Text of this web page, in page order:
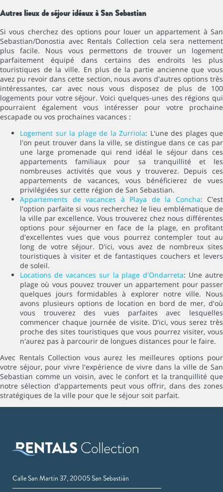
Autres lieux de séjour idéaux à San Sebastian
Si vous cherchez des options pour louer un appartement à San
Sebastian/Donostia avec Rentals Collection cela sera nettement
plus facile. Nous vous permettons de trouver un logement
parfaitement équipé dans certains des endroits les plus
touristiques de la ville. En plus de la partie ancienne que vous
avez pu revoir dans cette section, nous avons d'autres options très
intéressantes, car avec nous vous disposez de plus de 100
logements pour votre séjour. Voici quelques-unes des régions qui
pourraient également vous intéresser pour votre prochaine
escapade ou vos prochaines vacances :
Logement sur la plage de la Zurriola: L'une des plages que
l'on peut trouver dans la ville, se distingue dans ce cas par
une large promenade qui rend idéal le séjour dans ces
appartements familiaux pour sa tranquillité et les
nombreuses activités que vous y trouverez. Depuis ces
appartements de vacances, vous bénéficierez de vues
privilégiées sur cette région de San Sebastian.
Appartements de vacances à Playa de la Concha: C'est
l'option parfaite si vous recherchez le lieu emblématique de
la ville par excellence. Vous trouverez chez nous différentes
options pour séjourner en face de la plage, en profitant
d'excellentes vues que vous pourrez contempler tout au
long de votre séjour. D'ici, vous avez de nombreux sites
touristiques à visiter et de fantastiques couchers et levers
de soleil.
Locations de vacances sur la plage d'Ondarreta: Une autre
plage où vous pouvez trouver un appartement pour passer
quelques jours formidables à explorer notre ville. Nous
avons plusieurs options de location en bord de mer, d'où
vous trouverez des vues parfaites avec lesquelles
commencer chaque journée de visite. D'ici, vous serez très
proche des sites touristiques que vous pourrez visiter, vous
n'aurez pas à parcourir de longues distances pour le faire.
Avec Rentals Collection vous aurez les meilleures options pour
votre séjour, pour vivre l'expérience de vivre dans la ville de San
Sebastian comme un voisin, avec le confort et la tranquillité que
notre sélection d'appartements peut vous offrir, dans des zones
stratégiques de la ville pour que le séjour soit parfait.
Calle San Martin 37, 20005 San Sebastián